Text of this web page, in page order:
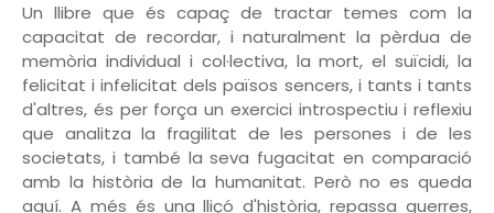
Un llibre que és capaç de tractar temes com la
capacitat de recordar, i naturalment la pèrdua de
memòria individual i col·lectiva, la mort, el suïcidi, la
felicitat i infelicitat dels països sencers, i tants i tants
d'altres, és per força un exercici introspectiu i reflexiu
que analitza la fragilitat de les persones i de les
societats, i també la seva fugacitat en comparació
amb la història de la humanitat. Però no es queda
aquí. A més és una lliçó d'història, repassa guerres,